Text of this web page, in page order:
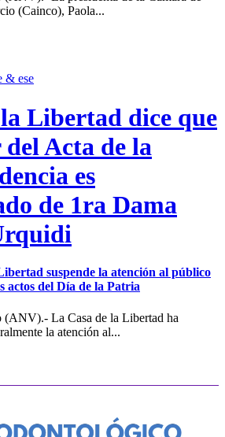
(Cainco), Paola...
& ese
la Libertad dice que
Acta de la
es
de 1ra Dama
suspende la atención al público
actos del Día de la Patria
(ANV).- La Casa de la Libertad ha
la atención al...